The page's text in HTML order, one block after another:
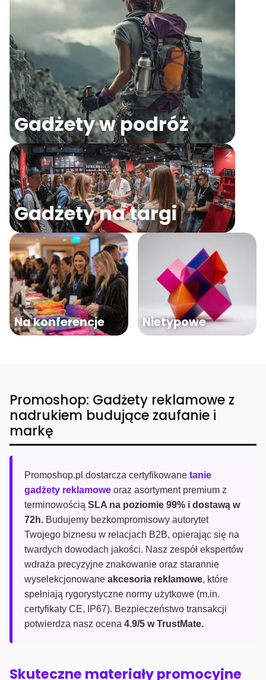
Gadżety w podróż
Gadżety na targi
Na konferencje Nietypowe
Promoshop: Gadżety reklamowe z
nadrukiem budujące zaufanie i
markę
Promoshop.pl dostarcza certyfikowane tanie
gadżety reklamowe oraz asortyment premium z
terminowością SLA na poziomie 99% i dostawą w
72h. Budujemy bezkompromisowy autorytet
Twojego biznesu w relacjach B2B, opierając się na
twardych dowodach jakości. Nasz zespół ekspertów
wdraża precyzyjne znakowanie oraz starannie
wyselekcjonowane akcesoria reklamowe, które
spełniają rygorystyczne normy użytkowe (m.in.
certyfikaty CE, IP67). Bezpieczeństwo transakcji
potwierdza nasz ocena 4.9/5 w TrustMate.
Skuteczne materiały promocyjne